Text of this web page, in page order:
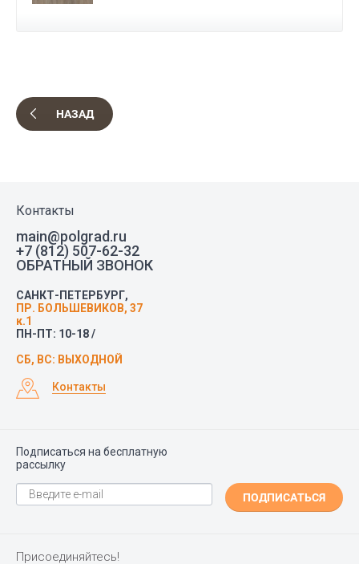
НАЗАД
Контакты
main@polgrad.ru
+7 (812) 507-62-32
ОБРАТНЫЙ ЗВОНОК
САНКТ-ПЕТЕРБУРГ,
ПР. БОЛЬШЕВИКОВ, 37
к.1
ПН-ПТ: 10-18 /
СБ, ВС: ВЫХОДНОЙ
Контакты
Подписаться на бесплатную
рассылку
ПОДПИСАТЬСЯ
Присоединяйтесь!